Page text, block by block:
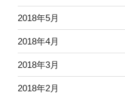
2018年5月
2018年4月
2018年3月
2018年2月